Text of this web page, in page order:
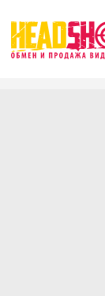
Назад → Каталог